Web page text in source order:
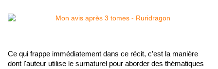
Ce qui frappe immédiatement dans ce récit, c’est la manière
dont l'auteur utilise le surnaturel pour aborder des thématiques